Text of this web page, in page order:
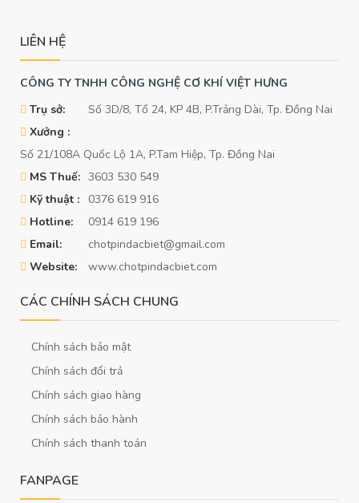
LIÊN HỆ
CÔNG TY TNHH CÔNG NGHỆ CƠ KHÍ VIỆT HƯNG
Trụ sở:
Số 3D/8, Tổ 24, KP 4B, P.Trảng Dài, Tp. Đồng Nai
Xưởng :
Số 21/108A Quốc Lộ 1A, P.Tam Hiệp, Tp. Đồng Nai
MS Thuế: 3603 530 549
Kỹ thuật :
0376 619 916
Hotline:
0914 619 196
Email:
chotpindacbiet@gmail.com
Website:
www.chotpindacbiet.com
CÁC CHÍNH SÁCH CHUNG
Chính sách bảo mật
Chính sách đổi trả
Chính sách giao hàng
Chính sách bảo hành
Chính sách thanh toán
FANPAGE